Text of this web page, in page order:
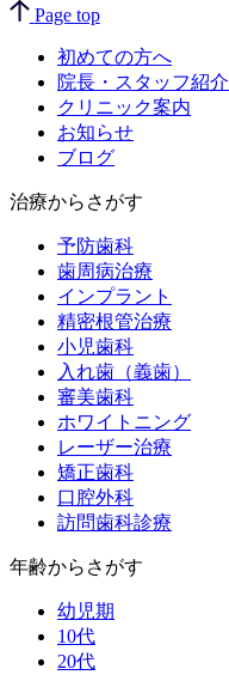
Page top
初めての方へ
院長・スタッフ紹介
クリニック案内
お知らせ
ブログ
治療からさがす
予防歯科
歯周病治療
インプラント
精密根管治療
小児歯科
入れ歯（義歯）
審美歯科
ホワイトニング
レーザー治療
矯正歯科
口腔外科
訪問歯科診療
年齢からさがす
幼児期
10代
20代